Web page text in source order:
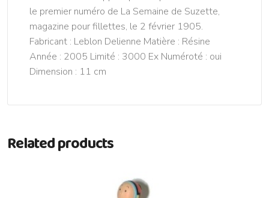
le premier numéro de La Semaine de Suzette,
magazine pour fillettes, le 2 février 1905.
Fabricant : Leblon Delienne Matière : Résine
Année : 2005 Limité : 3000 Ex Numéroté : oui
Dimension : 11 cm
Related products